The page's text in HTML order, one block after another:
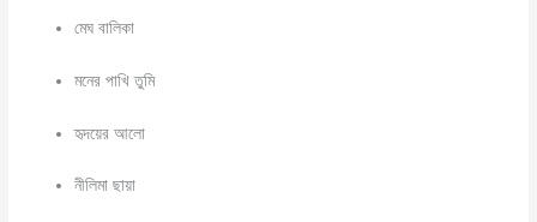
মেঘ বালিকা
মনের পাখি তুমি
হৃদয়ের আলো
নীলিমা ছায়া